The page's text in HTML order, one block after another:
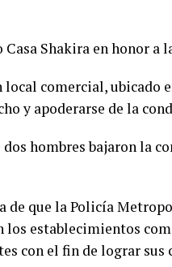
Shakira en honor a
local comercial,
y apoderarse de la
hombres bajaron la
de que la Policía
los establecimientos
con el fin de lograr sus